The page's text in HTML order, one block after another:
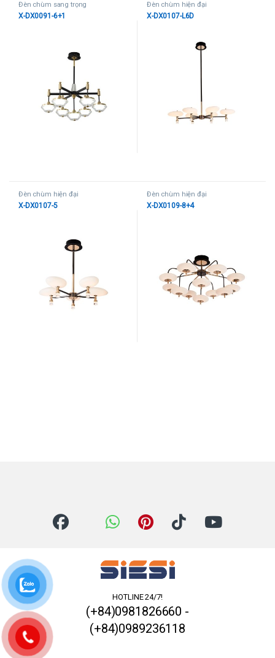
Đèn chùm sang trọng
X-DX0091-6+1
Đèn chùm hiện đại
X-DX0107-L6D
Đèn chùm hiện đại
X-DX0107-5
Đèn chùm hiện đại
X-DX0109-8+4
HOTLINE 24/7!
(+84)0981826660 -
(+84)0989236118